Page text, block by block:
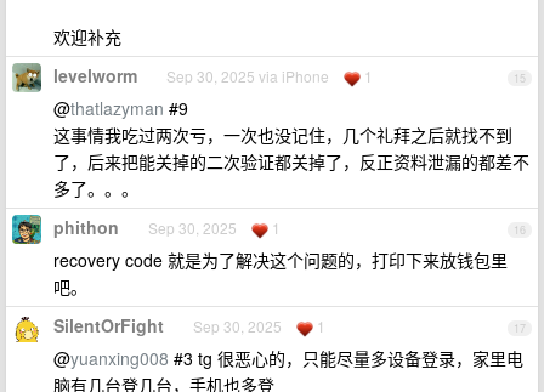
欢迎补充
15
levelworm Sep 30, 2025 via iPhone 1
@thatlazyman #9
这事情我吃过两次亏，一次也没记住，几个礼拜之后就找不到
了，后来把能关掉的二次验证都关掉了，反正资料泄漏的都差不
多了。。。
16
phithon Sep 30, 2025 1
recovery code 就是为了解决这个问题的，打印下来放钱包里
吧。
17
SilentOrFight Sep 30, 2025 1
@yuanxing008 #3 tg 很恶心的，只能尽量多设备登录，家里电
脑有几台登几台，手机也多登